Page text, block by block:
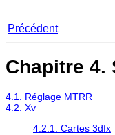
Précédent
Chapitre 4.
4.1. Réglage MTRR
4.2. Xv
4.2.1. Cartes 3dfx